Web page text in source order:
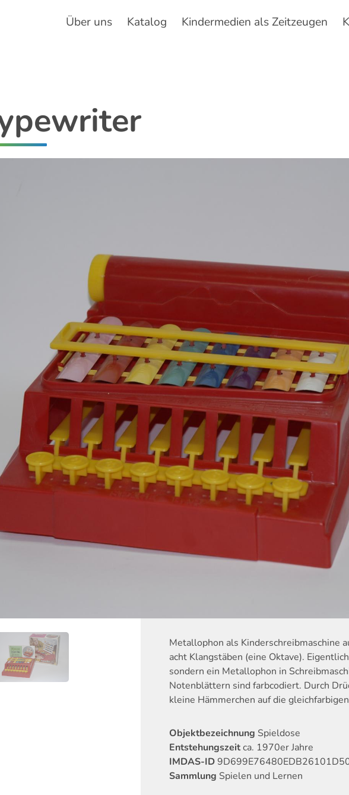
Über uns Katalog Kindermedien als Zeitzeugen
Metallophon als Kinderschreibmaschine
acht Klangstäben (eine Oktave).
sondern ein Metallophon in
Notenblättern sind farbcodiert. Durch
kleine Hämmerchen auf die
Objektbezeichnung Spieldose
Entstehungszeitca. 1970er Jahre
IMDAS-ID
Sammlung Spielen und Lernen